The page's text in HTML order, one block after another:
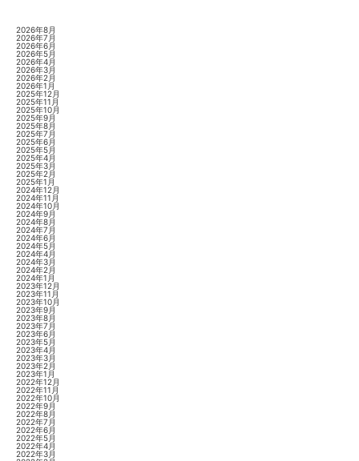
2026年8月
2026年7月
2026年6月
2026年5月
2026年4月
2026年3月
2026年2月
2026年1月
2025年12月
2025年11月
2025年10月
2025年9月
2025年8月
2025年7月
2025年6月
2025年5月
2025年4月
2025年3月
2025年2月
2025年1月
2024年12月
2024年11月
2024年10月
2024年9月
2024年8月
2024年7月
2024年6月
2024年5月
2024年4月
2024年3月
2024年2月
2024年1月
2023年12月
2023年11月
2023年10月
2023年9月
2023年8月
2023年7月
2023年6月
2023年5月
2023年4月
2023年3月
2023年2月
2023年1月
2022年12月
2022年11月
2022年10月
2022年9月
2022年8月
2022年7月
2022年6月
2022年5月
2022年4月
2022年3月